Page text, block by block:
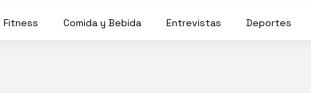
Fitness Comida y Bebida Entrevistas Deportes